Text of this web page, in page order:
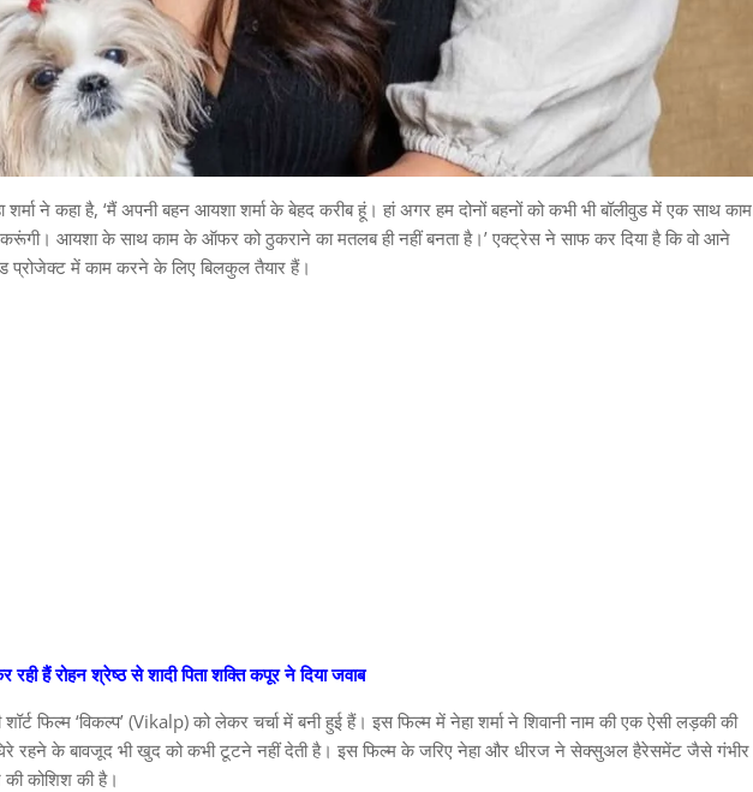
ने कहा है, ‘मैं अपनी बहन आयशा शर्मा के बेहद करीब हूं। हां अगर हम दोनों बहनों को कभी भी बॉलीवुड में एक साथ काम
आयशा के साथ काम के ऑफर को ठुकराने का मतलब ही नहीं बनता है।’ एक्ट्रेस ने साफ कर दिया है कि वो आने
प्रोजेक्ट में काम करने के लिए बिलकुल तैयार हैं।
रही हैं रोहन श्रेष्ठ से शादी पिता शक्ति कपूर ने दिया जवाब
शॉर्ट फिल्म ‘विकल्प’ (Vikalp) को लेकर चर्चा में बनी हुई हैं। इस फिल्म में नेहा शर्मा ने शिवानी नाम की एक ऐसी लड़की की
रहने के बावजूद भी खुद को कभी टूटने नहीं देती है। इस फिल्म के जरिए नेहा और धीरज ने सेक्सुअल हैरेसमेंट जैसे गंभीर
की कोशिश की है।